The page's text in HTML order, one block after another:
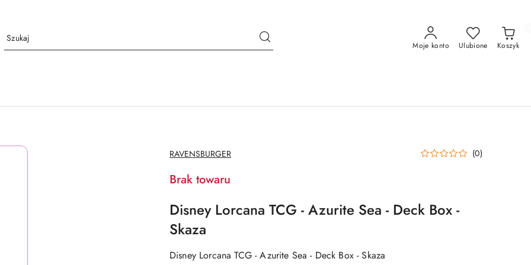
Moje konto Ulubione Koszyk
NAZWA
PRODUCENTA:
RAVENSBURGER (0)
Brak towaru
Disney Lorcana TCG - Azurite Sea - Deck Box -
Skaza
Disney Lorcana TCG - Azurite Sea - Deck Box - Skaza